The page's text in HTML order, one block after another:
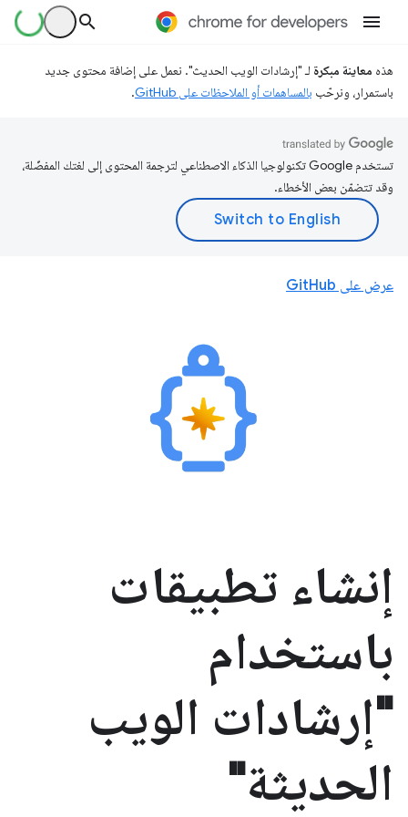
هذه معاينة مبكرة لـ "إرشادات الويب الحديث". نعمل على إضافة محتوى جديد
باستمرار، ونرحّب بالمساهمات أو الملاحظات على GitHub .
تستخدم Google تكنولوجيا الذكاء الاصطناعي لترجمة المحتوى إلى لغتك المفضّلة،
وقد تتضمّن بعض الأخطاء.
إنشاء تطبيقات
باستخدام
"إرشادات الويب
الحديثة"
عرض على GitHub